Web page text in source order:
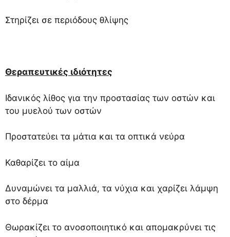
Στηρίζει σε περιόδους θλίψης
Θεραπευτικές ιδιότητες
Ιδανικός λίθος για την προστασίας των οστών και
του μυελού των οστών
Προστατεύει τα μάτια και τα οπτικά νεύρα
Καθαρίζει το αίμα
Δυναμώνει τα μαλλιά, τα νύχια και χαρίζει λάμψη
στο δέρμα
Θωρακίζει το ανοσοποιητικό και απομακρύνει τις